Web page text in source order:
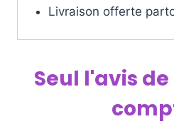
Livraison offerte
Seul l'avis